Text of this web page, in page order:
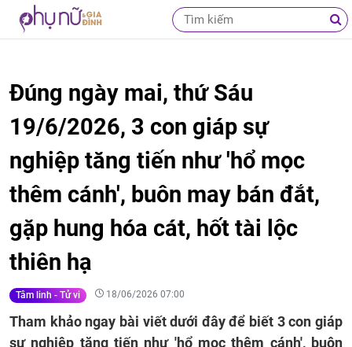
Đúng ngày mai, thứ Sáu
19/6/2026, 3 con giáp sự
nghiệp tăng tiến như 'hổ mọc
thêm cánh', buôn may bán đắt,
gặp hung hóa cát, hốt tài lộc
thiên hạ
Tâm linh - Tử vi 18/06/2026 07:00
Tham khảo ngay bài viết dưới đây để biết 3 con giáp
sự nghiệp tăng tiến như 'hổ mọc thêm cánh', buôn